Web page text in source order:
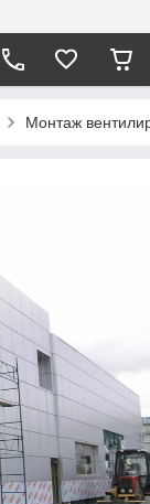
Монтаж